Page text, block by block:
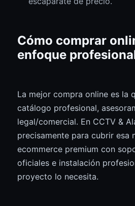
Cómo comprar
enfoque
La mejor compra online es la
catálogo profesional,
legal/comercial. En CCTV &
precisamente para cubrir esa
ecommerce premium con
oficiales e instalación
proyecto lo necesita.